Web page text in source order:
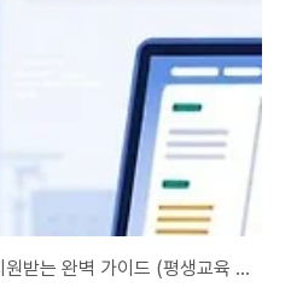
서울시 자기계발비 35만 원 지원받는 완벽 가이드 (평생교육 바우처, 어학·자격증 수강료 0원 만들기)